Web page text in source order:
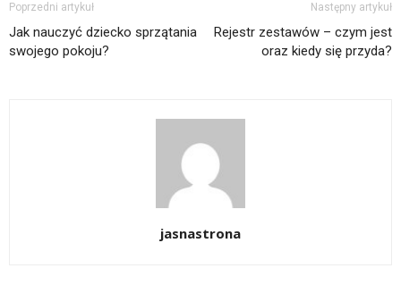
Poprzedni artykuł
Jak nauczyć dziecko sprzątania
swojego pokoju?
Następny artykuł
Rejestr zestawów – czym jest
oraz kiedy się przyda?
jasnastrona